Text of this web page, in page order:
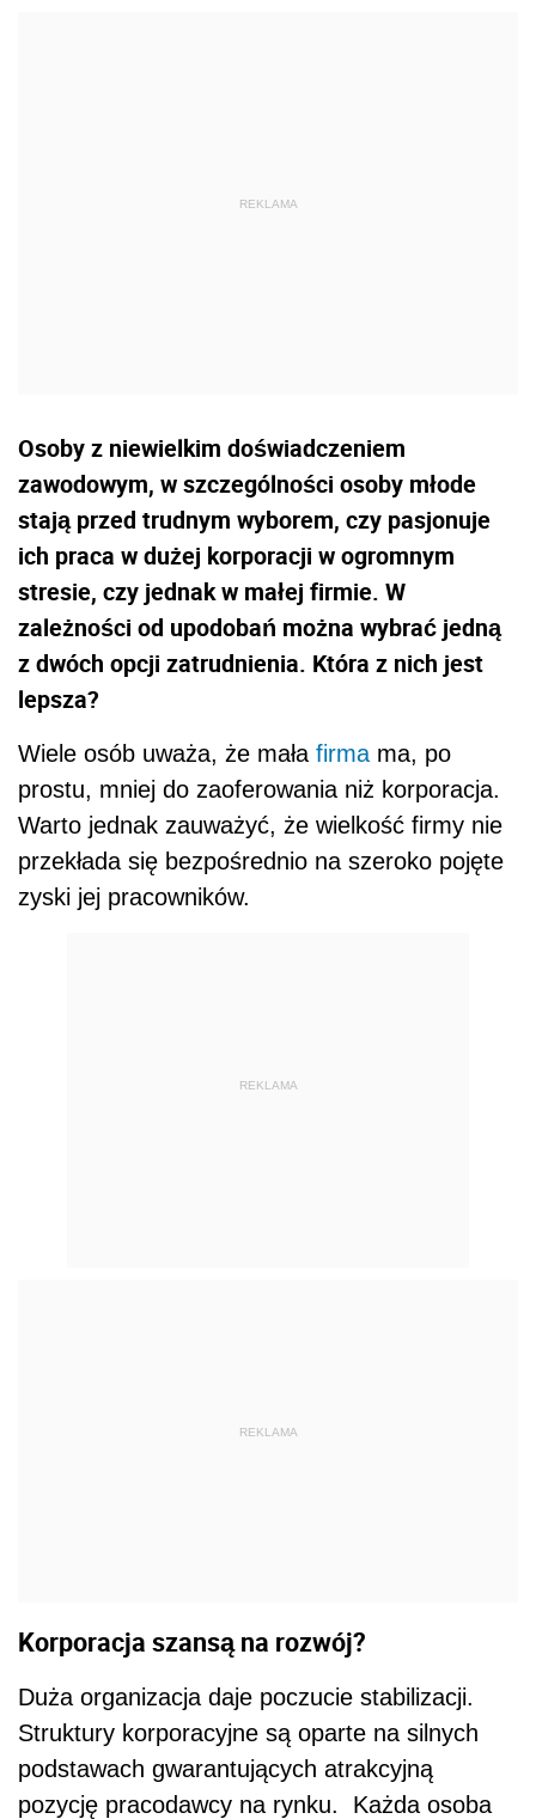
Osoby z niewielkim doświadczeniem
zawodowym, w szczególności osoby młode
stają przed trudnym wyborem, czy pasjonuje
ich praca w dużej korporacji w ogromnym
stresie, czy jednak w małej firmie. W
zależności od upodobań można wybrać jedną
z dwóch opcji zatrudnienia. Która z nich jest
lepsza?
Wiele osób uważa, że mała firma ma, po
prostu, mniej do zaoferowania niż korporacja.
Warto jednak zauważyć, że wielkość firmy nie
przekłada się bezpośrednio na szeroko pojęte
zyski jej pracowników.
REKLAMA
REKLAMA
Korporacja szansą na rozwój?
Duża organizacja daje poczucie stabilizacji.
Struktury korporacyjne są oparte na silnych
podstawach gwarantujących atrakcyjną
pozycję pracodawcy na rynku. Każda osoba